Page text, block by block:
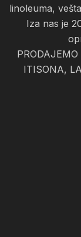
linoleuma,
Iza nas je
ITISONA,